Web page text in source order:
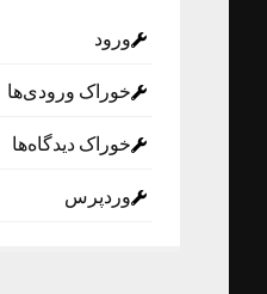
ورود
خوراک ورودی‌ها
خوراک دیدگاه‌ها
وردپرس